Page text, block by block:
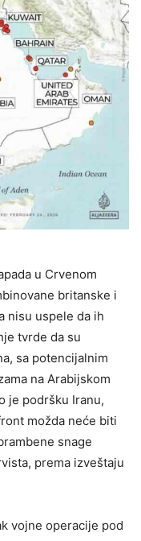
u Crvenom
britanske i
nisu uspele da ih
tvrde da su
sa potencijalnim
na Arabijskom
je podršku Iranu,
možda neće biti
snage
prema izveštaju
vojne operacije pod